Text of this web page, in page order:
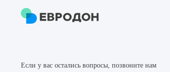
Если у вас остались вопросы, позвоните нам